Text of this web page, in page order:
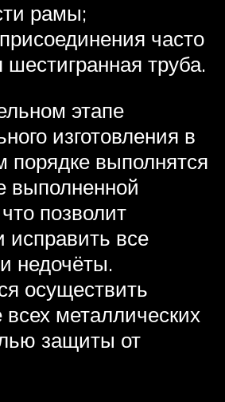
рамы;
часто
шестигранная труба.
этапе
изготовления в
порядке выполнятся
выполненной
позволит
исправить все
недочёты.
осуществить
металлических
защиты от